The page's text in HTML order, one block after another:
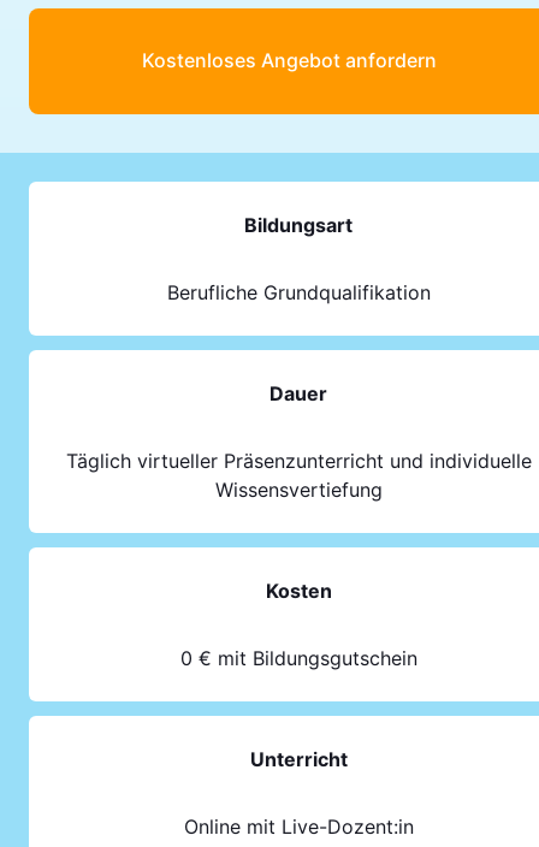
Kostenloses Angebot anfordern
Bildungsart
Berufliche Grundqualifikation
Dauer
Täglich virtueller Präsenzunterricht und individuelle
Wissensvertiefung
Kosten
0 € mit Bildungsgutschein
Unterricht
Online mit Live-Dozent:in